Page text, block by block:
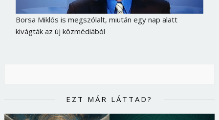
Borsa Miklós is megszólalt, miután egy nap alatt
kivágták az új közmédiából
EZT MÁR LÁTTAD?